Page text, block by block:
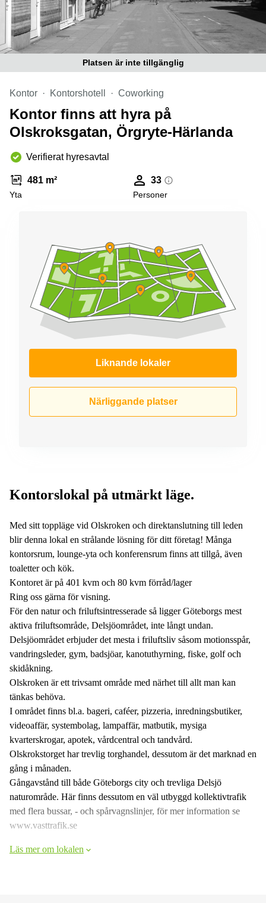
Platsen är inte tillgänglig
Kontor Kontorshotell Coworking
Kontor finns att hyra på
Olskroksgatan, Örgryte-Härlanda
Verifierat hyresavtal
481 m²
Yta
33
Personer
Liknande lokaler
Närliggande platser
Kontorslokal på utmärkt läge.
Med sitt toppläge vid Olskroken och direktanslutning till leden
blir denna lokal en strålande lösning för ditt företag! Många
kontorsrum, lounge-yta och konferensrum finns att tillgå, även
toaletter och kök.
Kontoret är på 401 kvm och 80 kvm förråd/lager
Ring oss gärna för visning.
För den natur och friluftsintresserade så ligger Göteborgs mest
aktiva friluftsområde, Delsjöområdet, inte långt undan.
Delsjöområdet erbjuder det mesta i friluftsliv såsom motionsspår,
vandringsleder, gym, badsjöar, kanotuthyrning, fiske, golf och
skidåkning.
Olskroken är ett trivsamt område med närhet till allt man kan
tänkas behöva.
I området finns bl.a. bageri, caféer, pizzeria, inredningsbutiker,
videoaffär, systembolag, lampaffär, matbutik, mysiga
kvarterskrogar, apotek, vårdcentral och tandvård.
Olskrokstorget har trevlig torghandel, dessutom är det marknad en
gång i månaden.
Gångavstånd till både Göteborgs city och trevliga Delsjö
naturområde. Här finns dessutom en väl utbyggd kollektivtrafik
med flera bussar, - och spårvagnslinjer, för mer information se
www.vasttrafik.se
Läs mer om lokalen